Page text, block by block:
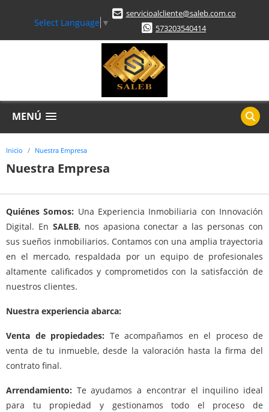
Select Language ▼
servicioalcliente@saleb.com.co
573203540414
MENÚ
Inicio Nuestra Empresa
Nuestra Empresa
Quiénes Somos: Una Experiencia Inmobiliaria con Innovación
Digital. En SALEB, nos apasiona conectar a las personas con
sus sueños inmobiliarios. Contamos con una amplia trayectoria
en el mercado, respaldada por un equipo de profesionales
altamente calificados y comprometidos con la satisfacción de
nuestros clientes.
Nuestra experiencia abarca:
Venta de propiedades: Te acompañamos en el proceso de
venta de tu inmueble, desde la valoración hasta la firma del
contrato final.
Arrendamiento: Te ayudamos a encontrar el inquilino ideal
para tu propiedad y gestionamos todo el proceso de